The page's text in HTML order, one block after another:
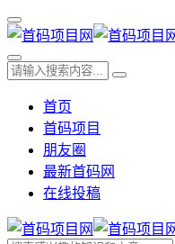
首页
首码项目
朋友圈
最新首码网
在线投稿